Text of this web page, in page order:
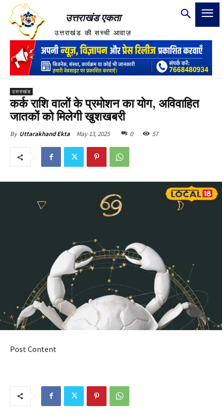
उत्तराखंड एकता
उत्तराखंड की सच्ची आवाज़
उत्तराखंड
कर्क राशि वालों के प्रमोशन का योग, अविवाहित
जातकों को मिलेगी खुशखबरी
By Uttarakhand Ekta May 13, 2025 0 57
Post Content